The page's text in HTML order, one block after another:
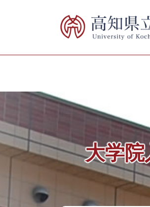
先
を
文
へ
大学院